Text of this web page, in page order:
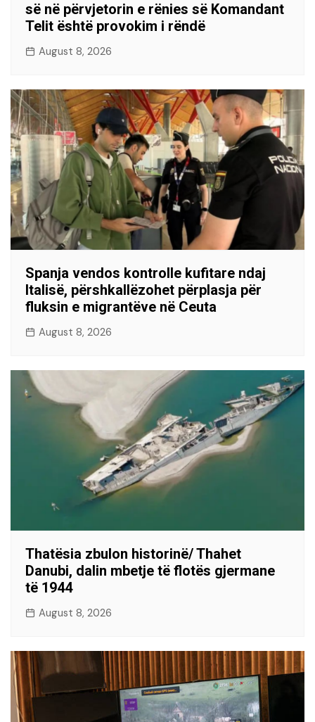
së në përvjetorin e rënies së Komandant
Telit është provokim i rëndë
August 8, 2026
Spanja vendos kontrolle kufitare ndaj
Italisë, përshkallëzohet përplasja për
fluksin e migrantëve në Ceuta
August 8, 2026
Thatësia zbulon historinë/ Thahet
Danubi, dalin mbetje të flotës gjermane
të 1944
August 8, 2026